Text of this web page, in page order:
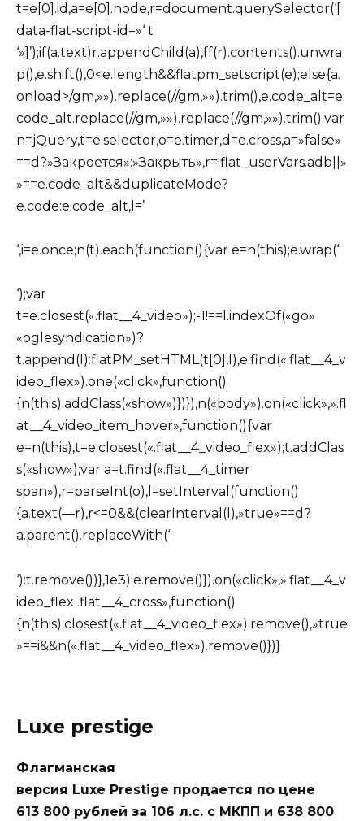
t=e[0].id,a=e[0].node,r=document.querySelector(‘[
data-flat-script-id=»‘ t
‘»]’);if(a.text)r.appendChild(a),ff(r).contents().unwra
p(),e.shift(),0<e.length&&flatpm_setscript(e);else{a.
onload>/gm,»»).replace(//gm,»»).trim(),e.code_alt=e.
code_alt.replace(//gm,»»).replace(//gm,»»).trim();var
n=jQuery,t=e.selector,o=e.timer,d=e.cross,a=»false»
==d?»Закроется»:»Закрыть»,r=!flat_userVars.adb||»
»==e.code_alt&&duplicateMode?
e.code:e.code_alt,l=’
‘,i=e.once;n(t).each(function(){var e=n(this);e.wrap(‘
‘);var
t=e.closest(«.flat__4_video»);-1!==l.indexOf(«go»
«oglesyndication»)?
t.append(l):flatPM_setHTML(t[0],l),e.find(«.flat__4_v
ideo_flex»).one(«click»,function()
{n(this).addClass(«show»)})}),n(«body»).on(«click»,».fl
at__4_video_item_hover»,function(){var
e=n(this),t=e.closest(«.flat__4_video_flex»);t.addClas
s(«show»);var a=t.find(«.flat__4_timer
span»),r=parseInt(o),l=setInterval(function()
{a.text(—r),r<=0&&(clearInterval(l),»true»==d?
a.parent().replaceWith(‘
‘):t.remove())},1e3);e.remove()}).on(«click»,».flat__4_v
ideo_flex .flat__4_cross»,function()
{n(this).closest(«.flat__4_video_flex»).remove(),»true
»==i&&n(«.flat__4_video_flex»).remove()})}
Luxe prestige
Флагманская
версия Luxe Prestige продается по цене
613 800 рублей за 106 л.с. с МКПП и 638 800